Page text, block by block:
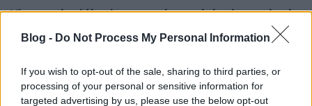
Blog - Do Not Process My Personal Information
If you wish to opt-out of the sale, sharing to third parties, or
processing of your personal or sensitive information for
targeted advertising by us, please use the below opt-out
Viszont, ha jól sejtem, ezeket a dolgokat nektek
is meg kellett tanulnotok. Milyen tekintetben
jelent kihívást egy ilyen slow tárlatvezetés?
Judit:A slow looking minimalista, lassú műfaj. A
múzeumpedagógus figyelme nem önmaga és az